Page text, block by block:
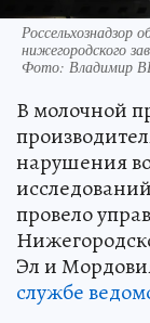
Россельхознадзор
нижегородского
Фото: Владимир
В молочной
нарушения
провело
Эл и
службе